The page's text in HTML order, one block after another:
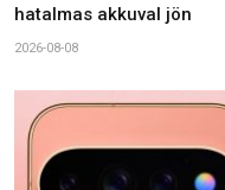
hatalmas akkuval jön
2026-08-08